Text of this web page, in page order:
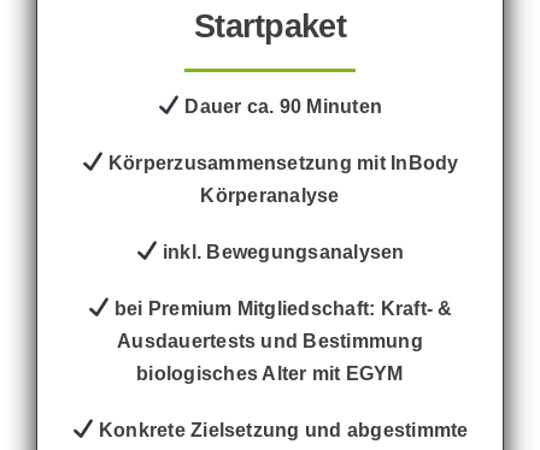
Startpaket
Dauer ca. 90 Minuten
Körperzusammensetzung mit InBody
Körperanalyse
inkl. Bewegungsanalysen
bei Premium Mitgliedschaft: Kraft- &
Ausdauertests und Bestimmung
biologisches Alter mit EGYM
Konkrete Zielsetzung und abgestimmte